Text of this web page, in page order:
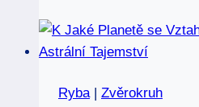
naděje!
Ryba| Zvěrokruh